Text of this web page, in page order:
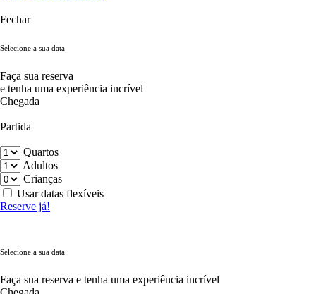
Fechar
Selecione a sua data
Faça sua reserva
e tenha uma experiência incrível
Chegada
Partida
Quartos
Adultos
Crianças
Usar datas flexíveis
Reserve já!
Selecione a sua data
Faça sua reserva e tenha uma experiência incrível